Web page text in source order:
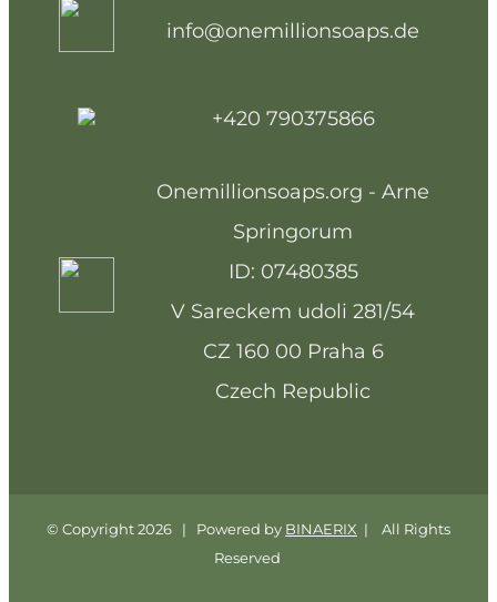
info@onemillionsoaps.de
+420 790375866
Onemillionsoaps.org - Arne
Springorum
ID: 07480385
V Sareckem udoli 281/54
CZ 160 00 Praha 6
Czech Republic
© Copyright2026 | Powered by BINAERIX | All Rights
Reserved